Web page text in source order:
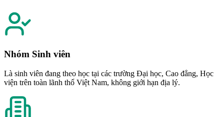
Nhóm Sinh viên
Là sinh viên đang theo học tại các trường Đại học, Cao đẳng, Học
viện trên toàn lãnh thổ Việt Nam, không giới hạn địa lý.